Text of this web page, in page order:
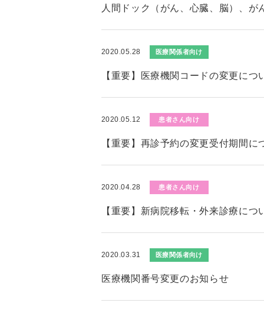
人間ドック（がん、心臓、脳）、が
2020.05.28 医療関係者向け
【重要】医療機関コードの変更につ
2020.05.12 患者さん向け
【重要】再診予約の変更受付期間に
2020.04.28 患者さん向け
【重要】新病院移転・外来診療につ
2020.03.31 医療関係者向け
医療機関番号変更のお知らせ